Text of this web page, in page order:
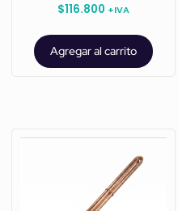
$116.800 +IVA
Agregar al carrito